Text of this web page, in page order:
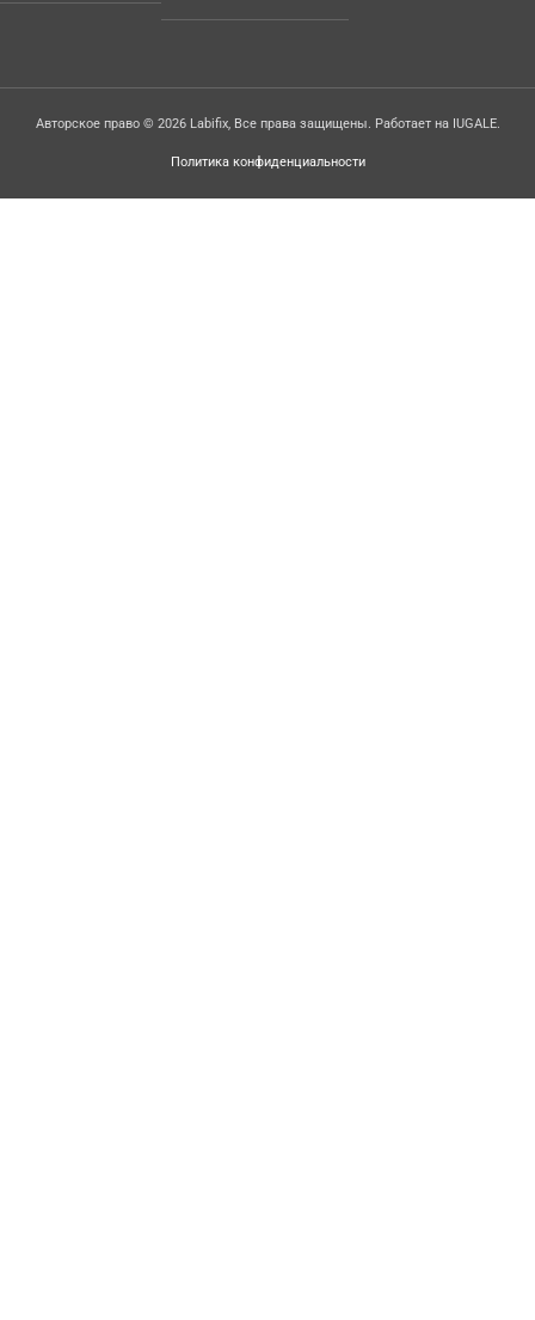
Авторское право © 2026 Labifix, Все права защищены. Работает на IUGALE.
Политика конфиденциальности